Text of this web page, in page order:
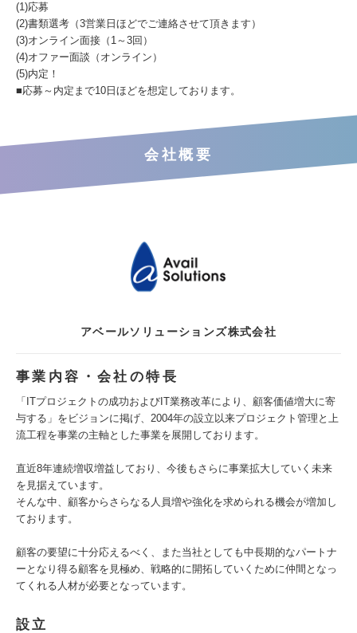
(1)応募
(2)書類選考（3営業日ほどでご連絡させて頂きます）
(3)オンライン面接（1～3回）
(4)オファー面談（オンライン）
(5)内定！
■応募～内定まで10日ほどを想定しております。
会社概要
アベールソリューションズ株式会社
事業内容・会社の特長
「ITプロジェクトの成功およびIT業務改革により、顧客価値増大に寄
与する」をビジョンに掲げ、2004年の設立以来プロジェクト管理と上
流工程を事業の主軸とした事業を展開しております。
直近8年連続増収増益しており、今後もさらに事業拡大していく未来
を見据えています。
そんな中、顧客からさらなる人員増や強化を求められる機会が増加し
ております。
顧客の要望に十分応えるべく、また当社としても中長期的なパートナ
ーとなり得る顧客を見極め、戦略的に開拓していくために仲間となっ
てくれる人材が必要となっています。
設立